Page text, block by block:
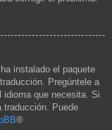
instalado el paquete
Pregúntele a
idioma que necesita. Si
traducción. Puede
®